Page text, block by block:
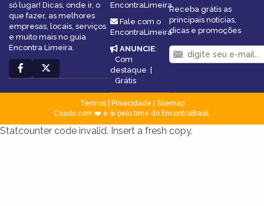
só lugar! Dicas, onde ir, o
que fazer, as melhores
empresas, locais, serviços
e muito mais no guia
Encontra Limeira.
EncontraLimeira
Fale com o
EncontraLimeira
ANUNCIE:
Com
destaque
Grátis
Receba grátis as
principais notícias,
dicas e promoções
Termos| Privacidade
Sitemap
Criado com ❤️ e ☕ pelo time do EncontraBrasil
Statcounter code invalid. Insert a fresh copy.